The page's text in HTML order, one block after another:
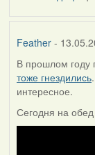
Feather-
В прошлом году
тоже гнездились
интересное.
Сегодня на